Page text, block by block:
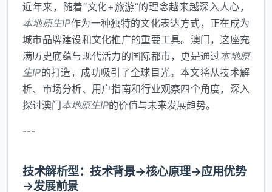
近年来，随着“文化+旅游”的理念越来越深入人心，
本地原生IP作为一种独特的文化表达方式，正在成为
城市品牌建设和文化推广的重要工具。澳门，这座充
满历史底蕴与现代活力的国际都市，更是通过本地原
生IP的打造，成功吸引了全球目光。本文将从技术解
析、市场分析、用户指南和行业观察四个角度，深入
探讨澳门本地原生IP的价值与未来发展趋势。
---
技术解析型：技术背景→核心原理→应用优势
→发展前景